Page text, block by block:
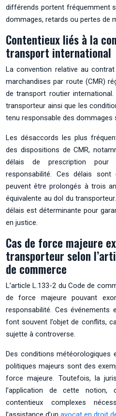
différends portent fréquemment
dommages, retards ou pertes de
Contentieux liés à la
transport international
La convention relative au
marchandises par route (CMR)
de transport routier
transporteur ainsi que les
tenu responsable des dommages
Les désaccords les plus
des dispositions de CMR,
délais de prescription
responsabilité. Ces délais sont
peuvent être prolongés à trois
équivalente au dol du
délais est déterminante pour
en justice.
Cas de force majeure
transporteur selon
de commerce
L’article L.133-2 du Code de
de force majeure pouvant
responsabilité. Ces événements
font souvent l’objet de conflits,
sujette à controverse.
Des conditions météorologiques
politiques majeurs sont des
force majeure. Toutefois, la
l’application de cette
contentieux complexes